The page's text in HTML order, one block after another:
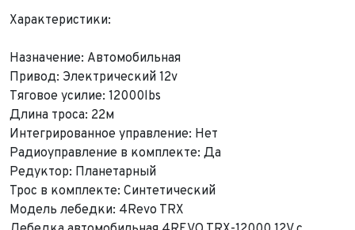
Характеристики:
Назначение: Автомобильная
Привод: Электрический 12v
Тяговое усилие: 12000lbs
Длина троса: 22м
Интегрированное управление: Нет
Радиоуправление в комплекте: Да
Редуктор: Планетарный
Трос в комплекте: Синтетический
Модель лебедки: 4Revo TRX